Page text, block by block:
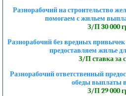
Разнорабочий на строительство
помогаем с жильем
З/П 30 000
Разнорабочий без вредных
предоставляем жилье
З/П ставка за
Разнорабочий ответственный
обеды выплаты
З/П 29 000